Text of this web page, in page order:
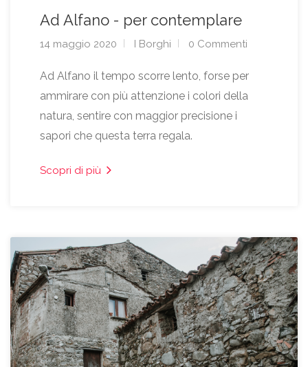
Ad Alfano - per contemplare
14 maggio 2020 I Borghi 0 Commenti
Ad Alfano il tempo scorre lento, forse per
ammirare con più attenzione i colori della
natura, sentire con maggior precisione i
sapori che questa terra regala.
Scopri di più